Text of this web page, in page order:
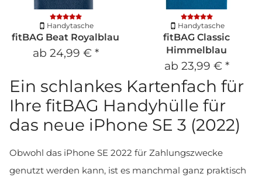
Handytasche
fitBAG Beat Royalblau
ab 24,99 € *
Handytasche
fitBAG Classic
Himmelblau
ab 23,99 € *
Ein schlankes Kartenfach für
Ihre fitBAG Handyhülle für
das neue iPhone SE 3 (2022)
Obwohl das iPhone SE 2022 für Zahlungszwecke
genutzt werden kann, ist es manchmal ganz praktisch